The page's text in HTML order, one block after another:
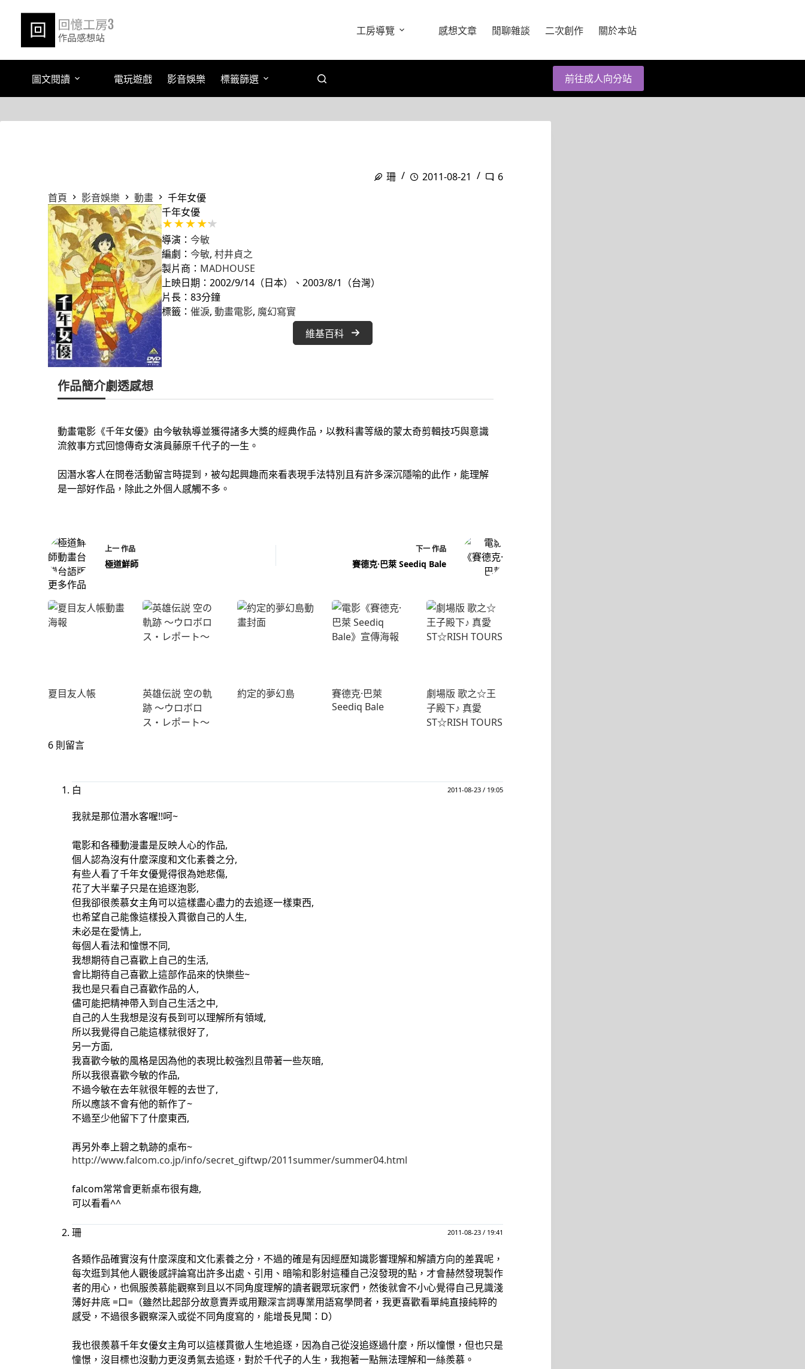
工房導覽 感想文章 閒聊雜談 二次創作 關於本站
圖文閱讀 電玩遊戲 影音娛樂 標籤篩選 前往成人向分站
珊 2011-08-21
6
首頁
影音娛樂 動畫
千年女優
千年女優
導演： 今敏
編劇： 今敏, 村井貞之
製片商： MADHOUSE
上映日期：2002/9/14（日本）、2003/8/1（台灣）
片長：83分鐘
標籤： 催淚, 動畫電影, 魔幻寫實
維基百科
作品簡介劇透感想
動畫電影《千年女優》由今敏執導並獲得諸多大獎的經典作品，以教科書等級的蒙太奇剪輯技巧與意識
流敘事方式回憶傳奇女演員藤原千代子的一生。
因潛水客人在問卷活動留言時提到，被勾起興趣而來看表現手法特別且有許多深沉隱喻的此作，能理解
是一部好作品，除此之外個人感觸不多。
上一作品
極道鮮師
下一作品
賽德克·巴萊 Seediq Bale
更多作品
夏目友人帳
英雄伝説 空の軌
跡 〜ウロボロ
ス・レポート〜
約定的夢幻島
賽德克·巴萊
Seediq Bale
劇場版 歌之☆王
子殿下♪ 真愛
ST☆RISH TOURS
6 則留言
白 2011-08-23 / 19:05
我就是那位潛水客喔!!呵~
電影和各種動漫畫是反映人心的作品,
個人認為沒有什麼深度和文化素養之分,
有些人看了千年女優覺得很為她悲傷,
花了大半輩子只是在追逐泡影,
但我卻很羨慕女主角可以這樣盡心盡力的去追逐一樣東西,
也希望自己能像這樣投入貫徹自己的人生,
未必是在愛情上,
每個人看法和憧憬不同,
我想期待自己喜歡上自己的生活,
會比期待自己喜歡上這部作品來的快樂些~
我也是只看自己喜歡作品的人,
儘可能把精神帶入到自己生活之中,
自己的人生我想是沒有長到可以理解所有領域,
所以我覺得自己能這樣就很好了,
另一方面,
我喜歡今敏的風格是因為他的表現比較強烈且帶著一些灰暗,
所以我很喜歡今敏的作品,
不過今敏在去年就很年輕的去世了,
所以應該不會有他的新作了~
不過至少他留下了什麼東西,
再另外奉上碧之軌跡的桌布~
http://www.falcom.co.jp/info/secret_giftwp/2011summer/summer04.html
falcom常常會更新桌布很有趣,
可以看看^^
珊 2011-08-23 / 19:41
各類作品確實沒有什麼深度和文化素養之分，不過的確是有因經歷知識影響理解和解讀方向的差異呢，
每次逛到其他人觀後感評論寫出許多出處、引用、暗喻和影射這種自己沒發現的點，才會赫然發現製作
者的用心，也佩服羨慕能觀察到且以不同角度理解的讀者觀眾玩家們，然後就會不小心覺得自己見識淺
薄好井底 =口=（雖然比起部分故意賣弄或用艱深言詞專業用語寫學問者，我更喜歡看單純直接純粹的
感受，不過很多觀察深入或從不同角度寫的，能增長見聞：D）
我也很羨慕千年女優女主角可以這樣貫徹人生地追逐，因為自己從沒追逐過什麼，所以憧憬，但也只是
憧憬，沒目標也沒動力更沒勇氣去追逐，對於千代子的人生，我抱著一點無法理解和一絲羨慕。